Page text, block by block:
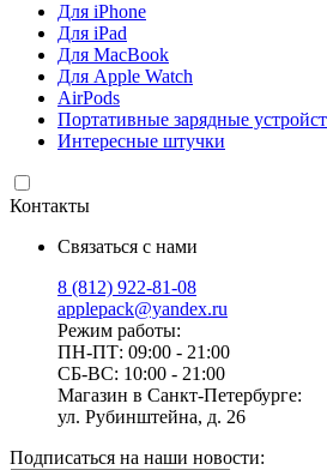
Для iPhone
Для iPad
Для MacBook
Для Apple Watch
AirPods
Портативные зарядные
Интересные штучки
Контакты
Связаться с нами
8 (812) 922-81-08
applepack@yandex.ru
Режим работы:
ПН-ПТ: 09:00 - 21:00
СБ-ВС: 10:00 - 21:00
Магазин в Санкт-Петербурге:
ул. Рубинштейна, д. 26
Подписаться на наши новости: